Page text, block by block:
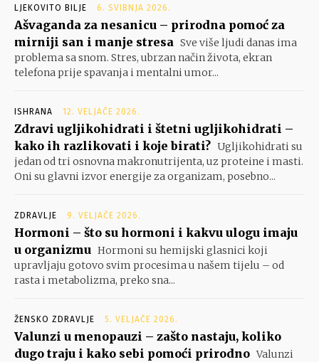
LJEKOVITO BILJE 6. SVIBNJA 2026.
Ašvaganda za nesanicu – prirodna pomoć za
mirniji san i manje stresa Sve više ljudi danas ima
problema sa snom. Stres, ubrzan način života, ekran
telefona prije spavanja i mentalni umor...
ISHRANA 12. VELJAČE 2026.
Zdravi ugljikohidrati i štetni ugljikohidrati –
kako ih razlikovati i koje birati? Ugljikohidrati su
jedan od tri osnovna makronutrijenta, uz proteine i masti.
Oni su glavni izvor energije za organizam, posebno...
ZDRAVLJE 9. VELJAČE 2026.
Hormoni – što su hormoni i kakvu ulogu imaju
u organizmu Hormoni su hemijski glasnici koji
upravljaju gotovo svim procesima u našem tijelu – od
rasta i metabolizma, preko sna...
ŽENSKO ZDRAVLJE 5. VELJAČE 2026.
Valunzi u menopauzi – zašto nastaju, koliko
dugo traju i kako sebi pomoći prirodno Valunzi